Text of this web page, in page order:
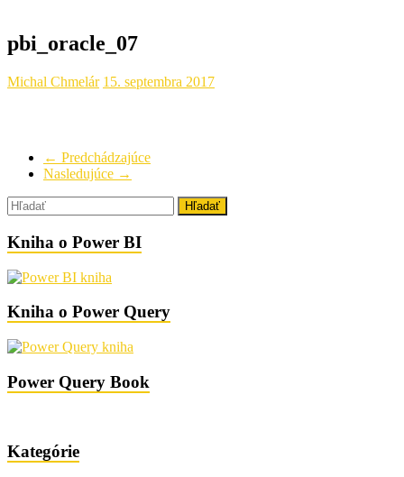
pbi_oracle_07
Michal Chmelár 15. septembra 2017
← Predchádzajúce
Nasledujúce →
Kniha o Power BI
Kniha o Power Query
Power Query Book
Kategórie